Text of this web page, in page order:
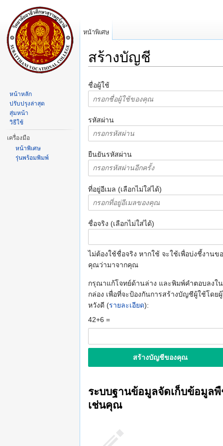
สร้างบัญชี
ชื่อผู้ใช้
รหัสผ่าน
ยืนยันรหัสผ่าน
ที่อยู่อีเมล (เลือกไม่ใส่ได้)
ชื่อจริง (เลือกไม่ใส่ได้)
ไม่ต้องใช้ชื่อจริง หากใช้ จะใช้เพื่อบ่งชี้งานข
คุณว่ามาจากคุณ
กรุณาแก้โจทย์ด้านล่าง และพิมพ์คำตอบลงใน
กล่อง เพื่อที่จะป้องกันการสร้างบัญชีผู้ใช้โดย
หวังดี (รายละเอียด):
42+6 =
ระบบฐานข้อมูลจัดเก็บข้อมูล
เช่นคุณ
หน้าพิเศษ
หน้าหลัก
ปรับปรุงล่าสุด
สุ่มหน้า
วิธีใช้
เครื่องมือ
หน้าพิเศษ
รุ่นพร้อมพิมพ์